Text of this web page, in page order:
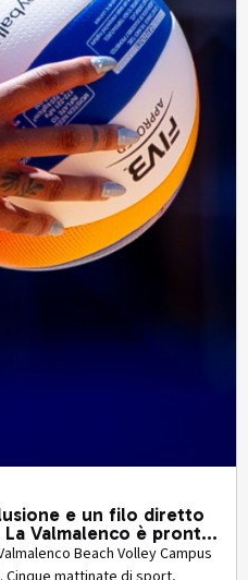
e un filo diretto
Valmalenco è pronta
il Valmalenco Beach
Beach Volley Campus